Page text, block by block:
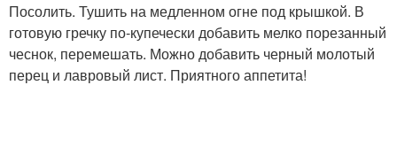
Посолить. Тушить на медленном огне под крышкой. В
готовую гречку по-купечески добавить мелко порезанный
чеснок, перемешать. Можно добавить черный молотый
перец и лавровый лист. Приятного аппетита!